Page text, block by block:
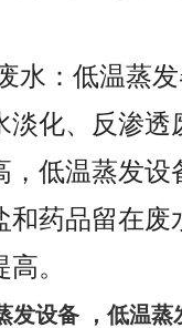
水：低温蒸
淡化、反渗透
，低温蒸发设
和药品留在废
。
发设备 ， 低温蒸